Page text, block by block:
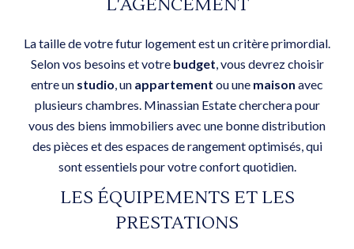
L'AGENCEMENT
La taille de votre futur logement est un critère primordial.
Selon vos besoins et votre budget, vous devrez choisir
entre un studio, un appartement ou une maison avec
plusieurs chambres. Minassian Estate cherchera pour
vous des biens immobiliers avec une bonne distribution
des pièces et des espaces de rangement optimisés, qui
sont essentiels pour votre confort quotidien.
LES ÉQUIPEMENTS ET LES
PRESTATIONS